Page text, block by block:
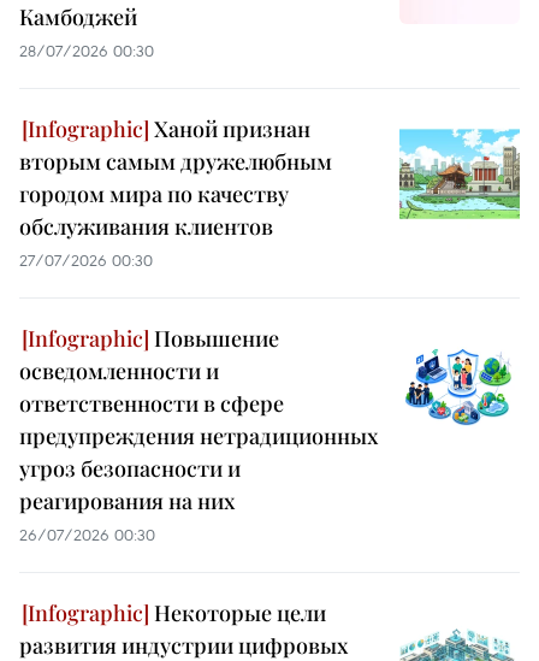
Камбоджей
28/07/2026 00:30
Ханой признан
вторым самым дружелюбным
городом мира по качеству
обслуживания клиентов
27/07/2026 00:30
Повышение
осведомленности и
ответственности в сфере
предупреждения нетрадиционных
угроз безопасности и
реагирования на них
26/07/2026 00:30
Некоторые цели
развития индустрии цифровых